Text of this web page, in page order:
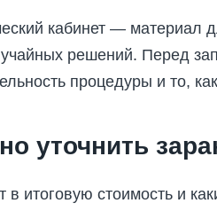
кабинет — материал
решений. Перед
процедуры и то,
уточнить
в итоговую стоимость и